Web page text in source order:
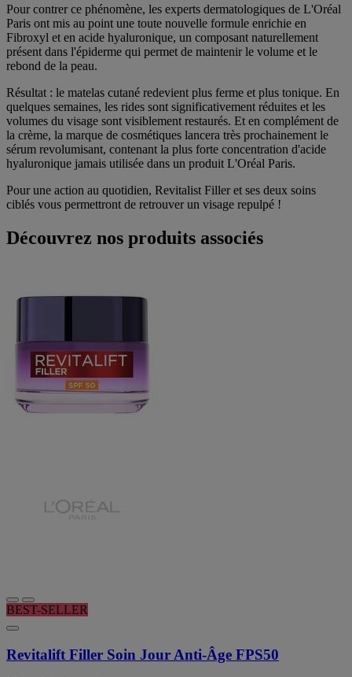
Pour contrer ce phénomène, les experts dermatologiques de L'Oréal
Paris ont mis au point une toute nouvelle formule enrichie en
Fibroxyl et en acide hyaluronique, un composant naturellement
présent dans l'épiderme qui permet de maintenir le volume et le
rebond de la peau.
Résultat : le matelas cutané redevient plus ferme et plus tonique. En
quelques semaines, les rides sont significativement réduites et les
volumes du visage sont visiblement restaurés. Et en complément de
la crème, la marque de cosmétiques lancera très prochainement le
sérum revolumisant, contenant la plus forte concentration d'acide
hyaluronique jamais utilisée dans un produit L'Oréal Paris.
Pour une action au quotidien, Revitalist Filler et ses deux soins
ciblés vous permettront de retrouver un visage repulpé !
Découvrez nos produits associés
BEST-SELLER
Revitalift Filler Soin Jour Anti-Âge FPS50